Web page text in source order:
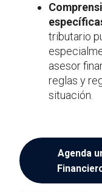
tributario
asesor
reglas y
situación.
Agenda